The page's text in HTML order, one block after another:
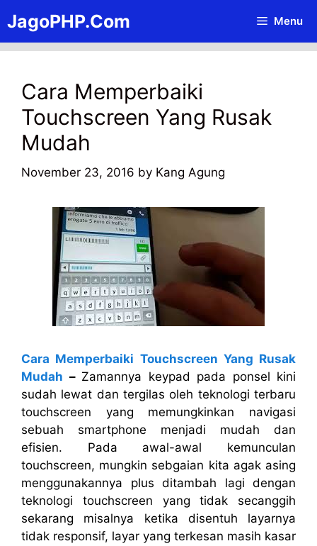
to
content
JagoPHP.Com Menu
Cara Memperbaiki
Touchscreen Yang Rusak
Mudah
November 23, 2016 by Kang Agung
Cara Memperbaiki Touchscreen Yang Rusak
Mudah – Zamannya keypad pada ponsel kini
sudah lewat dan tergilas oleh teknologi terbaru
touchscreen yang memungkinkan navigasi
sebuah smartphone menjadi mudah dan
efisien. Pada awal-awal kemunculan
touchscreen, mungkin sebgaian kita agak asing
menggunakannya plus ditambah lagi dengan
teknologi touchscreen yang tidak secanggih
sekarang misalnya ketika disentuh layarnya
tidak responsif, layar yang terkesan masih kasar